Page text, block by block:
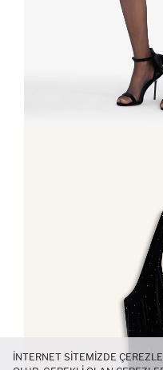
İNTERNET SITEMIZDE